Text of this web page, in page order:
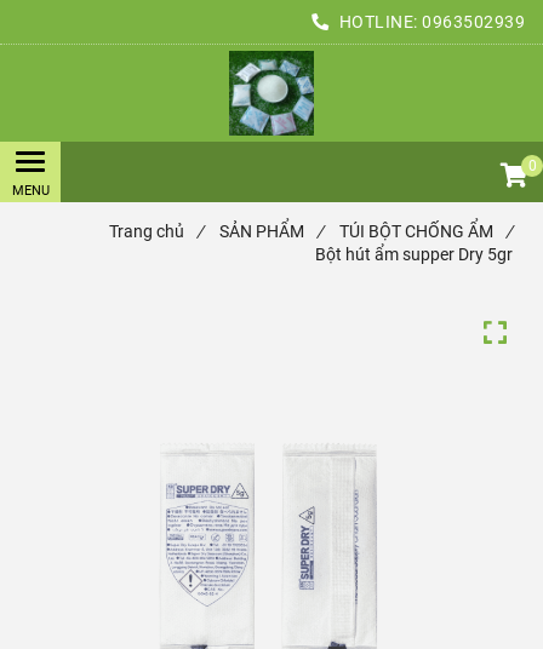
HOTLINE: 0963502939
0
Trang chủ / SẢN PHẨM / TÚI BỘT CHỐNG ẨM
/
Bột hút ẩm supper Dry 5gr